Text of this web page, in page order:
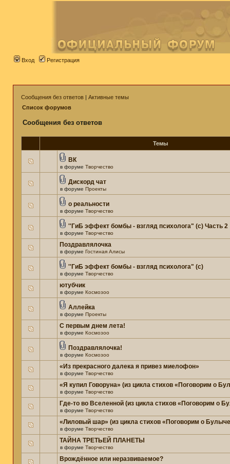
Вход Регистрация
Сообщения без ответов | Активные темы
Список форумов
Сообщения без ответов
Темы
ВК
в форуме Творчество
Дискорд чат
в форуме Проекты
о реальности
в форуме Творчество
''ГиБ эффект бомбы - взгляд психолога" (c) Часть 2
в форуме Творчество
Поздравлялочка
в форуме Гостиная Алисы
''ГиБ эффект бомбы - взгляд психолога" (c)
в форуме Творчество
ютубчик
в форуме Космозоо
Аллейка
в форуме Проекты
С первым днем лета!
в форуме Космозоо
Поздравлялочка!
в форуме Космозоо
«Из прекрасного далека я привез миелофон»
в форуме Творчество
«Я купил Говоруна» (из цикла стихов «Поговорим о
в форуме Творчество
Где-то во Вселенной (из цикла стихов «Поговорим о
в форуме Творчество
«Лиловый шар» (из цикла стихов «Поговорим о
в форуме Творчество
ТАЙНА ТРЕТЬЕЙ ПЛАНЕТЫ
в форуме Творчество
Врождённое или неразвиваемое?